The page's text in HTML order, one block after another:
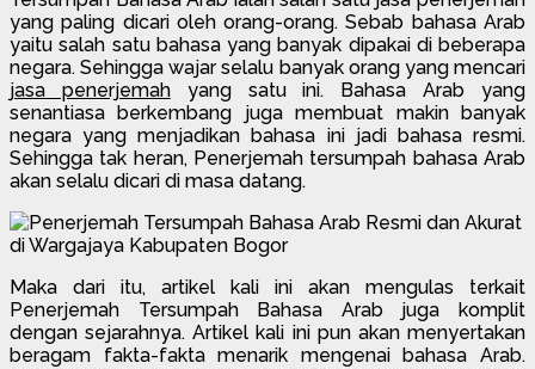
yang paling dicari oleh orang-orang. Sebab bahasa Arab
yaitu salah satu bahasa yang banyak dipakai di beberapa
negara. Sehingga wajar selalu banyak orang yang mencari
jasa penerjemahyang satu ini. Bahasa Arab yang
senantiasa berkembang juga membuat makin banyak
negara yang menjadikan bahasa ini jadi bahasa resmi.
Sehingga tak heran, Penerjemah tersumpah bahasa Arab
akan selalu dicari di masa datang.
Maka dari itu, artikel kali ini akan mengulas terkait
Penerjemah Tersumpah Bahasa Arab juga komplit
dengan sejarahnya. Artikel kali ini pun akan menyertakan
beragam fakta-fakta menarik mengenai bahasa Arab.